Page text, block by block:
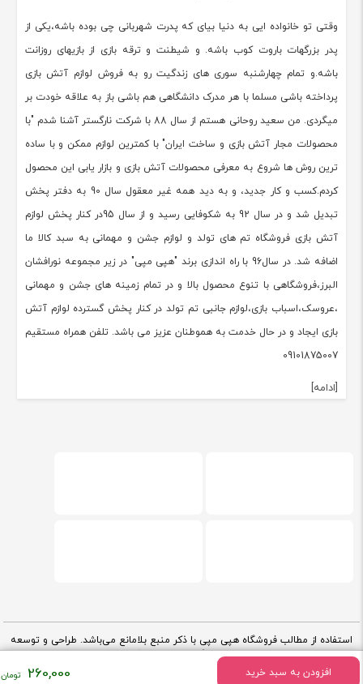
افزودن به سبد خرید 260,000
وقتی تو خانواده ایی به دنیا بیای که پدرت شهربانی چی بوده باشه،یکی از
پدر بزرگهات باروت کوب باشه. و شیطنت و ترقه بازی از بازیهای روزانت
باشه.و تمام چهارشنبه سوری های زندگیت رو به فروش لوازم آتش بازی
پرداخته باشی مسلما با هر مدرک دانشگاهی هم باشی باز به علاقه خودت بر
میگردی. من سعید روحانی هستم از سال 88 با شرکت نارگستر آشنا شدم "با
محصولات مجار آتش بازی و ساخت ایران" با کمترین لوازم ممکن و با ساده
ترین روش ها شروع به معرفی محصولات آتش بازی و بازار یابی این محصول
کردم.کسب و کار جدید، و به دید همه غیر معقول سال 90 به دفتر پخش
تبدیل شد و در سال 92 به شکوفایی رسید و از سال 95در کنار پخش لوازم
آتش بازی فروشگاه تم های تولد و لوازم جشن و مهمانی به سبد کالا ما
اضافه شد. در سال96 با راه اندازی برند "هپی مپی" در زیر مجموعه نورافشان
البرز،فروشگاهی با تنوع محصول بالا و در تمام زمینه های جشن و مهمانی
،عروسک،اسباب بازی،لوازم جانبی تم تولد در کنار پخش گسترده لوازم آتش
بازی ایجاد و در حال خدمت به هموطنان عزیز می باشد. تلفن همراه مستقیم
09101875007
[ادامه]
استفاده از مطالب فروشگاه هپی مپی با ذکر منبع بلامانع می‌باشد. طراحی و توسعه
توسط تیم فنی فروشگاه هپی مپی -کارناوبV.2.91.7